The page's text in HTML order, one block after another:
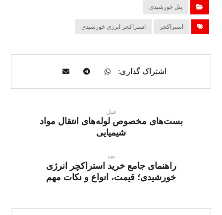
پنل خورشیدی
استراکچر استراکچر انرژی خورشیدی
قبل
بست‌های مخصوص لوله‌های انتقال مواد
شیمیایی
بعد
راهنمای جامع خرید استراکچر انرژی
خورشیدی؛ قیمت، انواع و نکات مهم